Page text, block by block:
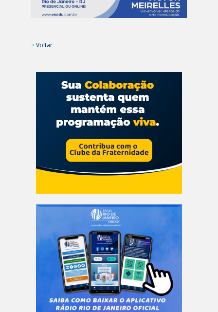
>Voltar